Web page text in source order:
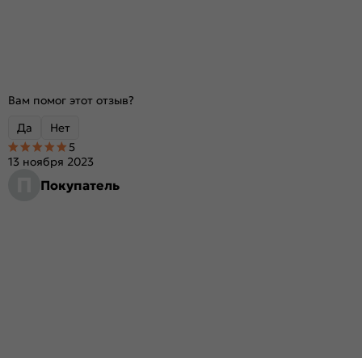
Вам помог этот отзыв?
Да
Нет
Покупатель
13 ноября 2023
5